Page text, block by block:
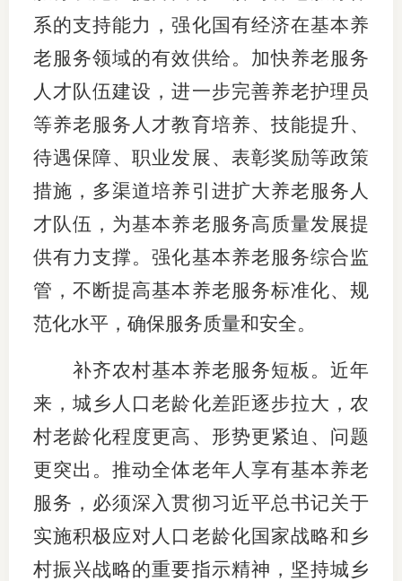
系的支持能力，强化国有经济在基本养
老服务领域的有效供给。加快养老服务
人才队伍建设，进一步完善养老护理员
等养老服务人才教育培养、技能提升、
待遇保障、职业发展、表彰奖励等政策
措施，多渠道培养引进扩大养老服务人
才队伍，为基本养老服务高质量发展提
供有力支撑。强化基本养老服务综合监
管，不断提高基本养老服务标准化、规
范化水平，确保服务质量和安全。
补齐农村基本养老服务短板。近年
来，城乡人口老龄化差距逐步拉大，农
村老龄化程度更高、形势更紧迫、问题
更突出。推动全体老年人享有基本养老
服务，必须深入贯彻习近平总书记关于
实施积极应对人口老龄化国家战略和乡
村振兴战略的重要指示精神，坚持城乡